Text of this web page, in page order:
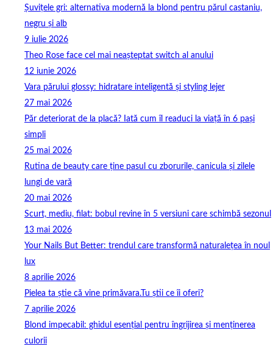
Șuvițele gri: alternativa modernă la blond pentru părul castaniu,
negru și alb
9 iulie 2026
Theo Rose face cel mai neașteptat switch al anului
12 iunie 2026
Vara părului glossy: hidratare inteligentă și styling lejer
27 mai 2026
Păr deteriorat de la placă? Iată cum îl readuci la viață în 6 pași
simpli
25 mai 2026
Rutina de beauty care ține pasul cu zborurile, canicula și zilele
lungi de vară
20 mai 2026
Scurt, mediu, filat: bobul revine în 5 versiuni care schimbă sezonul
13 mai 2026
Your Nails But Better: trendul care transformă naturalețea în noul
lux
8 aprilie 2026
Pielea ta știe că vine primăvara.Tu știi ce îi oferi?
7 aprilie 2026
Blond impecabil: ghidul esențial pentru îngrijirea și menținerea
culorii